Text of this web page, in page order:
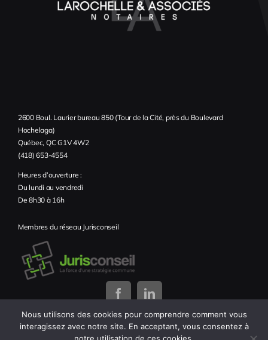
2600 Boul. Laurier bureau 850 (Tour de la Cité, près du Boulevard
Hochelaga)
Québec, QC G1V 4W2
(418) 653-4554
Heures d’ouverture :
Du lundi au vendredi
De 8h30 à 16h
Membres du réseau Jurisconseil
Nous utilisons des cookies pour comprendre comment vous
interagissez avec notre site. En acceptant, vous consentez à